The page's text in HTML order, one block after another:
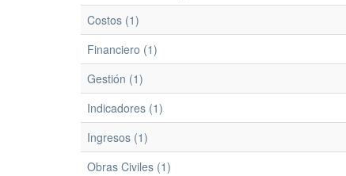
Costos (1)
Financiero (1)
Gestión (1)
Indicadores (1)
Ingresos (1)
Obras Civiles (1)